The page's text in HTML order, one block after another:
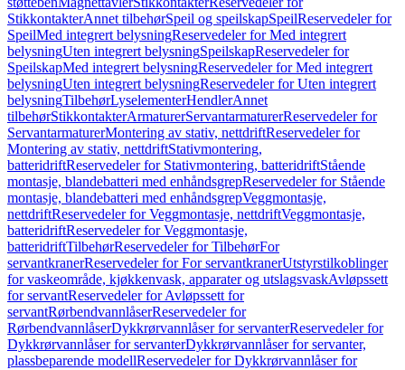
StikkontakterAnnet tilbehørSpeil og speilskapSpeilReservedeler for
SpeilMed integrert belysningReservedeler for Med integrert
belysningUten integrert belysningSpeilskapReservedeler for
SpeilskapMed integrert belysningReservedeler for Med integrert
belysningUten integrert belysningReservedeler for Uten integrert
belysningTilbehørLyselementerHendlerAnnet
tilbehørStikkontakterArmaturerServantarmaturerReservedeler for
ServantarmaturerMontering av stativ, nettdriftReservedeler for
Montering av stativ, nettdriftStativmontering,
batteridriftReservedeler for Stativmontering, batteridriftStående
montasje, blandebatteri med enhåndsgrepReservedeler for Stående
montasje, blandebatteri med enhåndsgrepVeggmontasje,
nettdriftReservedeler for Veggmontasje, nettdriftVeggmontasje,
batteridriftReservedeler for Veggmontasje,
batteridriftTilbehørReservedeler for TilbehørFor
servantkranerReservedeler for For servantkranerUtstyrstilkoblinger
for vaskeområde, kjøkkenvask, apparater og utslagsvaskAvløpssett
for servantReservedeler for Avløpssett for
servantRørbendvannlåserReservedeler for
RørbendvannlåserDykkrørvannlåser for servanterReservedeler for
Dykkrørvannlåser for servanterDykkrørvannlåser for servanter,
plassbeparende modellReservedeler for Dykkrørvannlåser for